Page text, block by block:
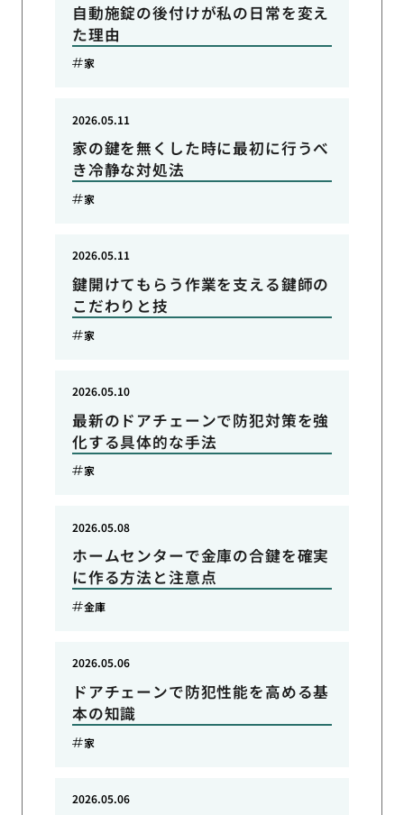
自動施錠の後付けが私の日常を変え
た理由
家
家の鍵を無くした時に最初に行うべ
き冷静な対処法
2026.05.11
家
鍵開けてもらう作業を支える鍵師の
こだわりと技
2026.05.11
家
最新のドアチェーンで防犯対策を強
化する具体的な手法
2026.05.10
家
ホームセンターで金庫の合鍵を確実
に作る方法と注意点
2026.05.08
金庫
ドアチェーンで防犯性能を高める基
本の知識
2026.05.06
家
2026.05.06